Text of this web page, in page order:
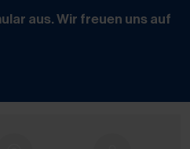
aus. Wir freuen uns auf